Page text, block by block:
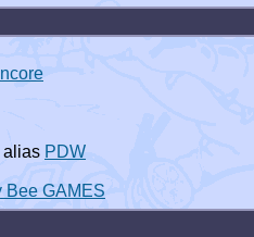
alias PDW
Bee GAMES